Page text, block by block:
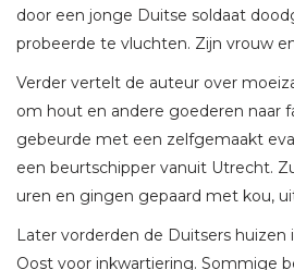
door een jonge Duitse soldaat
probeerde te vluchten. Zijn vrouw
Verder vertelt de auteur over
om hout en andere goederen naar
gebeurde met een zelfgemaakt
een beurtschipper vanuit Utrecht.
uren en gingen gepaard met kou,
Later vorderden de Duitsers huizen
Oost voor inkwartiering. Sommige